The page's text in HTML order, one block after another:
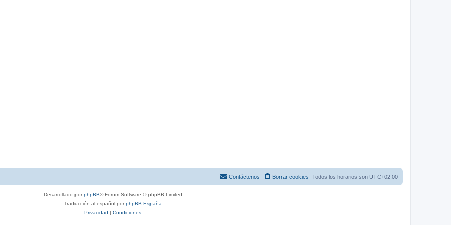
Todos los horarios son UTC+02:00
Borrar cookies
Contáctenos
Desarrollado porphpBB® Forum Software © phpBB Limited
Traducción al español porphpBB España
Privacidad | Condiciones